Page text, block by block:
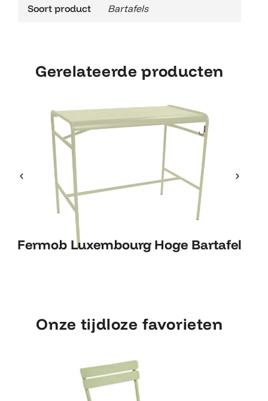
Soort product Bartafels
Gerelateerde producten
Fermob Luxembourg Hoge Bartafel
Fermob Luxembourg Hoge
Bartafel
Onze tijdloze favorieten